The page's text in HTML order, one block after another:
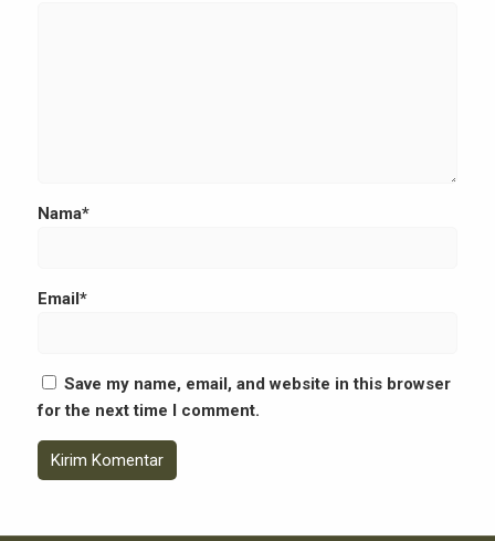
Nama*
Email*
Save my name, email, and website in this browser
for the next time I comment.